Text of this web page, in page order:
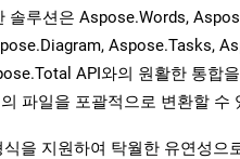
솔루션은 Aspose.Words,
Aspose.Tasks,
API와의 원활한 통합
파일을 포괄적으로 변환할 수
을 지원하여 탁월한 유연성으